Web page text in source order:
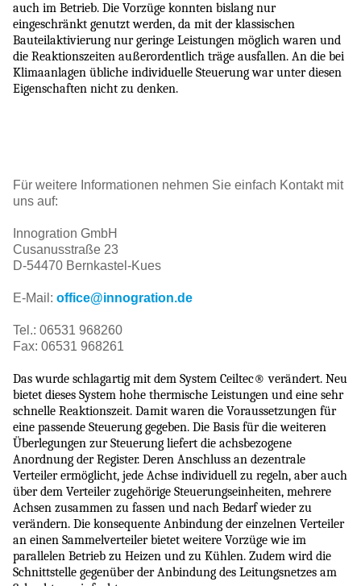
auch im Betrieb. Die Vorzüge konnten bislang nur
eingeschränkt genutzt werden, da mit der klassischen
Bauteilaktivierung nur geringe Leistungen möglich waren und
die Reaktionszeiten außerordentlich träge ausfallen. An die bei
Klimaanlagen übliche individuelle Steuerung war unter diesen
Eigenschaften nicht zu denken.
Für weitere Informationen nehmen Sie einfach Kontakt mit
uns auf:
Innogration GmbH
Cusanusstraße 23
D-54470 Bernkastel-Kues
E-Mail: office@innogration.de
Tel.: 06531 968260
Fax: 06531 968261
Das wurde schlagartig mit dem System Ceiltec® verändert. Neu
bietet dieses System hohe thermische Leistungen und eine sehr
schnelle Reaktionszeit. Damit waren die Voraussetzungen für
eine passende Steuerung gegeben. Die Basis für die weiteren
Überlegungen zur Steuerung liefert die achsbezogene
Anordnung der Register. Deren Anschluss an dezentrale
Verteiler ermöglicht, jede Achse individuell zu regeln, aber auch
über dem Verteiler zugehörige Steuerungseinheiten, mehrere
Achsen zusammen zu fassen und nach Bedarf wieder zu
verändern. Die konsequente Anbindung der einzelnen Verteiler
an einen Sammelverteiler bietet weitere Vorzüge wie im
parallelen Betrieb zu Heizen und zu Kühlen. Zudem wird die
Schnittstelle gegenüber der Anbindung des Leitungsnetzes am